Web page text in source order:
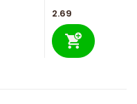
2.69